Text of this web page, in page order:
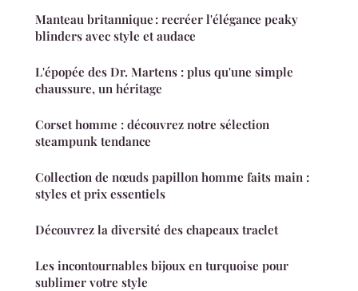
Manteau britannique : recréer l'élégance peaky
blinders avec style et audace
L'épopée des Dr. Martens : plus qu'une simple
chaussure, un héritage
Corset homme : découvrez notre sélection
steampunk tendance
Collection de nœuds papillon homme faits main :
styles et prix essentiels
Découvrez la diversité des chapeaux traclet
Les incontournables bijoux en turquoise pour
sublimer votre style